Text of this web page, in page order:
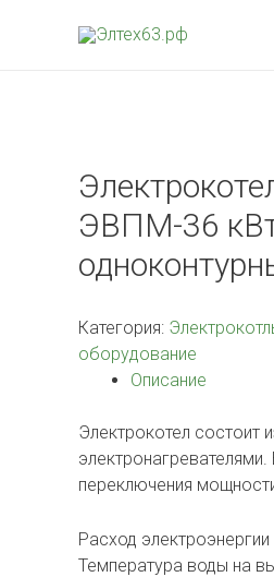
ЭВПМ-36
Категория:
оборудование
Описание
Электрокотел состоит
переключения
Расход
Температура воды на